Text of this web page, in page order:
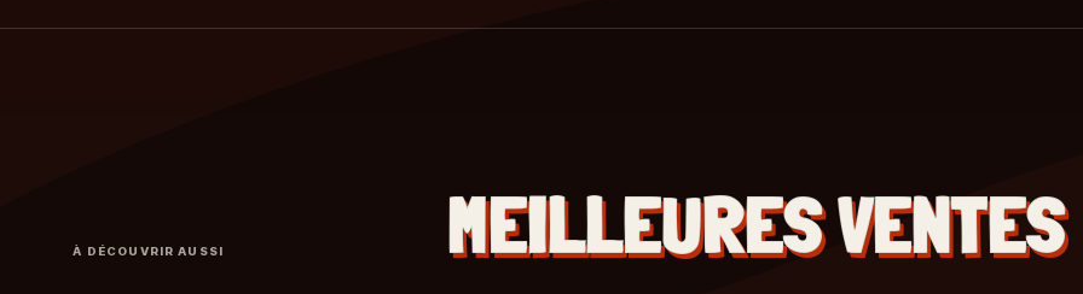
À DÉCOUVRIR AUSSI MEILLEURES VENTES